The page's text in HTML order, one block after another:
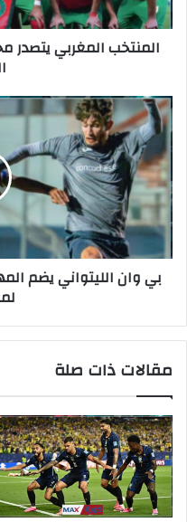
المنتخب المغربي يتصدر
بي وان الليتواني يضم
مقالات ذات صلة